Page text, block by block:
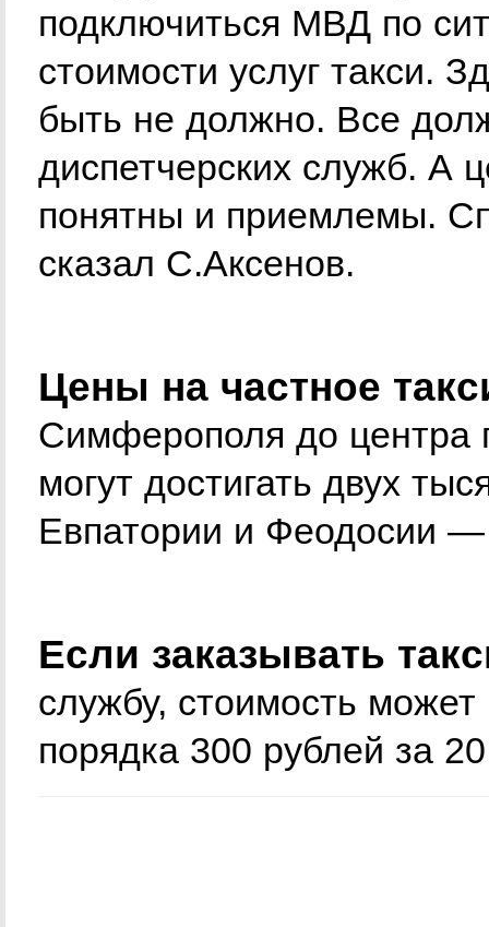
подключиться МВД по
стоимости услуг такси.
быть не должно. Все
диспетчерских служб. А
понятны и приемлемы.
сказал C.Аксенов.
Цены на частное
Симферополя до центра
могут достигать двух
Евпатории и Феодосии
Если заказывать
службу, стоимость
порядка 300 рублей за